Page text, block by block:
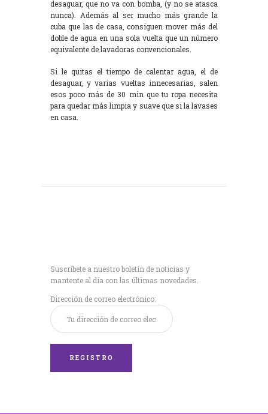
desaguar, que no va con bomba, (y no se atasca
nunca). Además al ser mucho más grande la
cuba que las de casa, consiguen mover más del
doble de agua en una sola vuelta que un número
equivalente de lavadoras convencionales.
Si le quitas el tiempo de calentar agua, el de
desaguar, y varias vueltas innecesarias, salen
esos poco más de 30 min que tu ropa necesita
para quedar más limpia y suave que si la lavases
en casa.
Suscríbete a nuestro boletín de noticias y
mantente al día con las últimas novedades.
Dirección de correo electrónico: